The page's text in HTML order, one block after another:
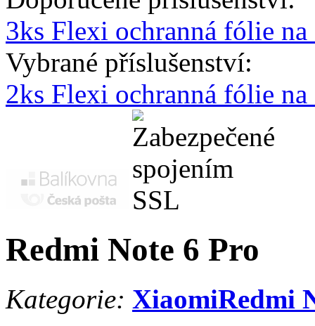
3ks Flexi ochranná fólie
Vybrané příslušenství:
2ks Flexi ochranná fólie
Redmi Note 6 Pro
Kategorie: XiaomiRedmi